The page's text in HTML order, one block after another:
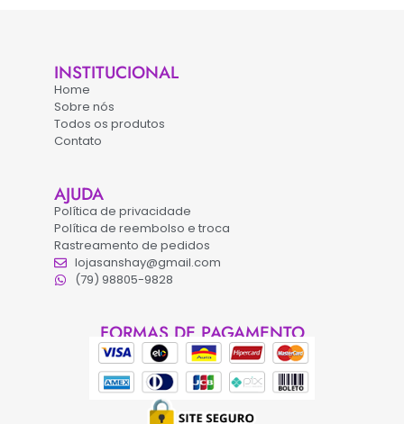
INSTITUCIONAL
Home
Sobre nós
Todos os produtos
Contato
AJUDA
Política de privacidade
Política de reembolso e troca
Rastreamento de pedidos
lojasanshay@gmail.com
(79) 98805-9828
FORMAS DE PAGAMENTO